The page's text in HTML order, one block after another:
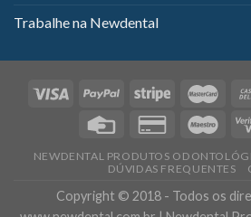
Trabalhe na Newdental
NEWDENTAL PRODUTOS
DÚVIDAS FREQUENTES
Copyright © 2018 - Todos os